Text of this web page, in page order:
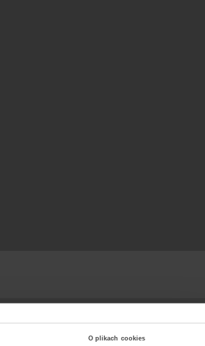
O plikach cookies